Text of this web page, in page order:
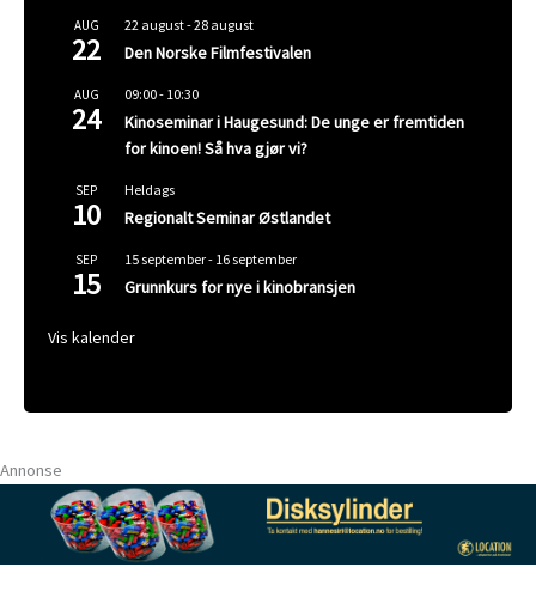
AUG
22
22 august-28 august
Den Norske Filmfestivalen
AUG
24
09:00- 10:30
Kinoseminar i Haugesund: De unge er fremtiden
for kinoen! Så hva gjør vi?
SEP
10
Heldags
Regionalt Seminar Østlandet
SEP
15
15 september- 16 september
Grunnkurs for nye i kinobransjen
Vis kalender
Annonse